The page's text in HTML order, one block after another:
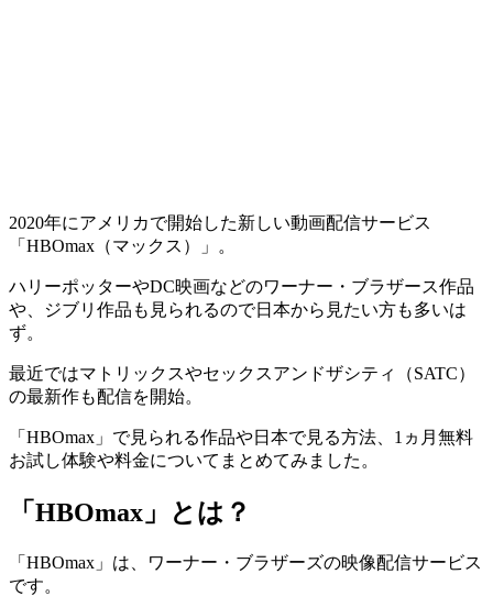
2020年にアメリカで開始した新しい動画配信サービス
「HBOmax（マックス）」。
ハリーポッターやDC映画などのワーナー・ブラザース作品
や、ジブリ作品も見られるので日本から見たい方も多いは
ず。
最近ではマトリックスやセックスアンドザシティ（SATC）
の最新作も配信を開始。
「HBOmax」で見られる作品や日本で見る方法、1ヵ月無料
お試し体験や料金についてまとめてみました。
「HBOmax」とは？
「HBOmax」は、ワーナー・ブラザーズの映像配信サービス
です。